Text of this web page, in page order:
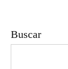
Buscar